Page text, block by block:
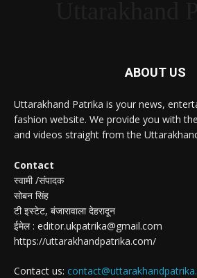
ABOUT US
Uttarakhand Patrika is your news,
fashion website. We provide you with
and videos straight from the
Contact
स्वामी /संपादक
सोबन सिंह
टी इस्टेट, बंजारावाला देहरादून
ईमेल : editor.ukpatrika@gmail.com
https://uttarakhandpatrika.com/
Contact us: